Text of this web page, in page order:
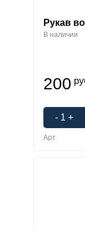
Рукав
В наличии
200
- 1 +
Арт.